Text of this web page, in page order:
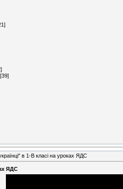
[39]
в 1-В класі на уроках ЯДС
ЯДС